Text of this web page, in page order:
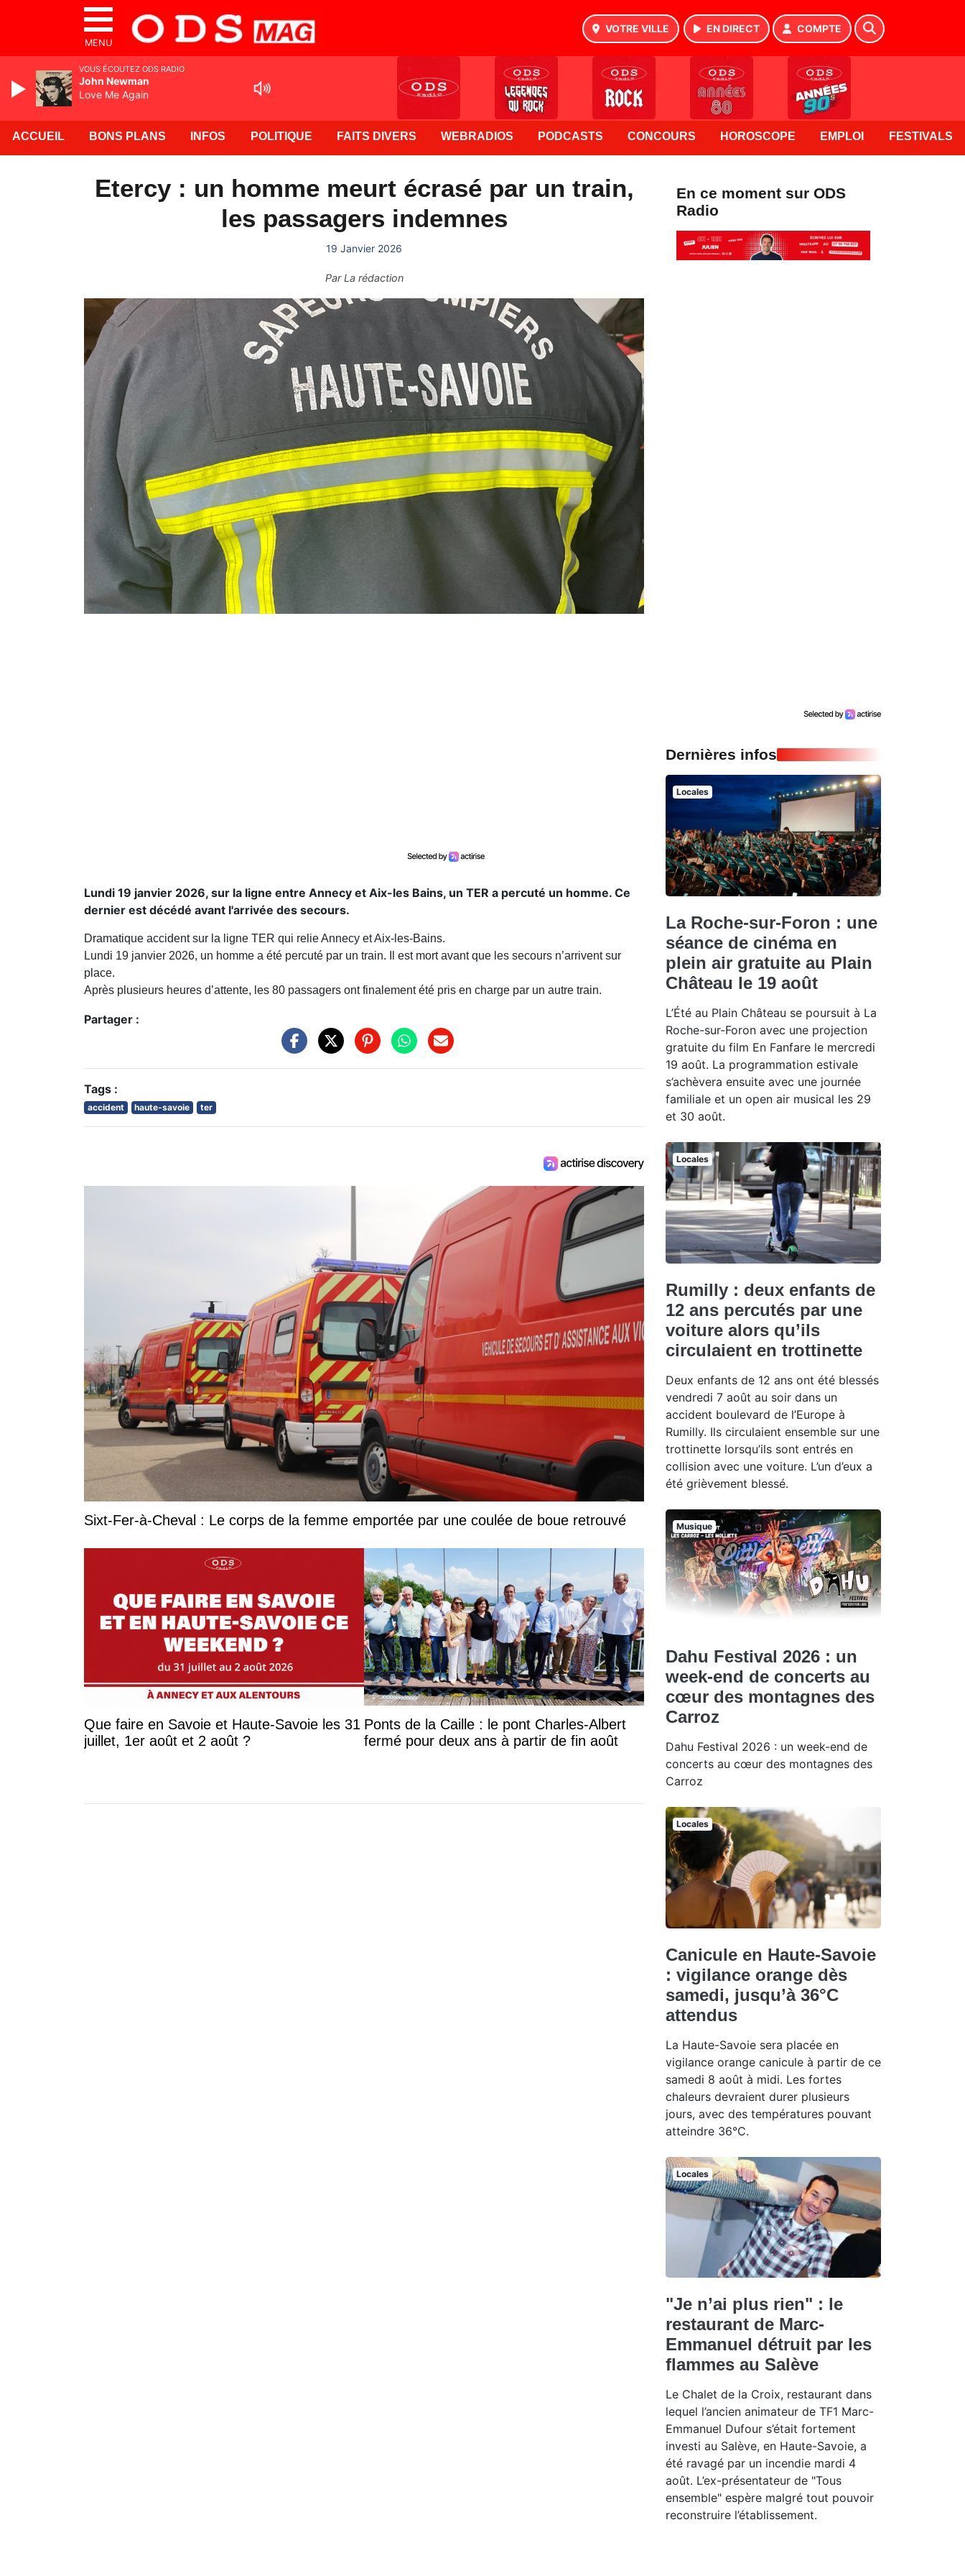
MENU
VOTRE VILLE EN DIRECT COMPTE
ACCUEIL BONS PLANS INFOS POLITIQUE FAITS DIVERS WEBRADIOS PODCASTS CONCOURS HOROSCOPE EMPLOI FESTIVALS
Etercy : un homme meurt écrasé par un train,
les passagers indemnes
19 Janvier 2026
ParLa rédaction
Lundi 19 janvier 2026, sur la ligne entre Annecy et Aix-les Bains, un TER a percuté un homme. Ce
dernier est décédé avant l'arrivée des secours.
Dramatique accident sur la ligne TER qui relie Annecy et Aix-les-Bains.
Lundi 19 janvier 2026, un homme a été percuté par un train. Il est mort avant que les secours n’arrivent sur
place.
Après plusieurs heures d’attente, les 80 passagers ont finalement été pris en charge par un autre train.
Partager :
Tags :
accident haute-savoie ter
Sixt-Fer-à-Cheval : Le corps de la femme emportée par une coulée de boue retrouvé
Que faire en Savoie et Haute-Savoie les 31
juillet, 1er août et 2 août ?
Ponts de la Caille : le pont Charles-Albert
fermé pour deux ans à partir de fin août
En ce moment sur ODS
Radio
Dernières infos
Locales
La Roche-sur-Foron : une
séance de cinéma en
plein air gratuite au Plain
Château le 19 août
L’Été au Plain Château se poursuit à La
Roche-sur-Foron avec une projection
gratuite du film En Fanfare le mercredi
19 août. La programmation estivale
s’achèvera ensuite avec une journée
familiale et un open air musical les 29
et 30 août.
Locales
Rumilly : deux enfants de
12 ans percutés par une
voiture alors qu’ils
circulaient en trottinette
Deux enfants de 12 ans ont été blessés
vendredi 7 août au soir dans un
accident boulevard de l’Europe à
Rumilly. Ils circulaient ensemble sur une
trottinette lorsqu’ils sont entrés en
collision avec une voiture. L’un d’eux a
été grièvement blessé.
Musique
Dahu Festival 2026 : un
week-end de concerts au
cœur des montagnes des
Carroz
Dahu Festival 2026 : un week-end de
concerts au cœur des montagnes des
Carroz
Locales
Canicule en Haute-Savoie
: vigilance orange dès
samedi, jusqu’à 36°C
attendus
La Haute-Savoie sera placée en
vigilance orange canicule à partir de ce
samedi 8 août à midi. Les fortes
chaleurs devraient durer plusieurs
jours, avec des températures pouvant
atteindre 36°C.
Locales
"Je n’ai plus rien" : le
restaurant de Marc-
Emmanuel détruit par les
flammes au Salève
Le Chalet de la Croix, restaurant dans
lequel l’ancien animateur de TF1 Marc-
Emmanuel Dufour s’était fortement
investi au Salève, en Haute-Savoie, a
été ravagé par un incendie mardi 4
août. L’ex-présentateur de "Tous
ensemble" espère malgré tout pouvoir
reconstruire l’établissement.
VOUS ÉCOUTEZ ODS RADIO
John Newman
Love Me Again